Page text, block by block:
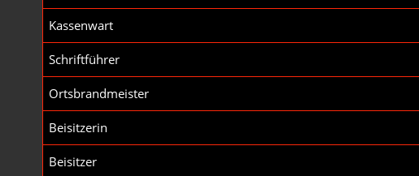
Kassenwart
Schriftführer
Ortsbrandmeister
Beisitzerin
Beisitzer